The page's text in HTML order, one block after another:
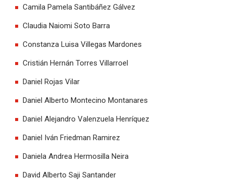
Camila Pamela Santibáñez Gálvez
Claudia Naiomi Soto Barra
Constanza Luisa Villegas Mardones
Cristián Hernán Torres Villarroel
Daniel Rojas Vilar
Daniel Alberto Montecino Montanares
Daniel Alejandro Valenzuela Henríquez
Daniel Iván Friedman Ramirez
Daniela Andrea Hermosilla Neira
David Alberto Saji Santander